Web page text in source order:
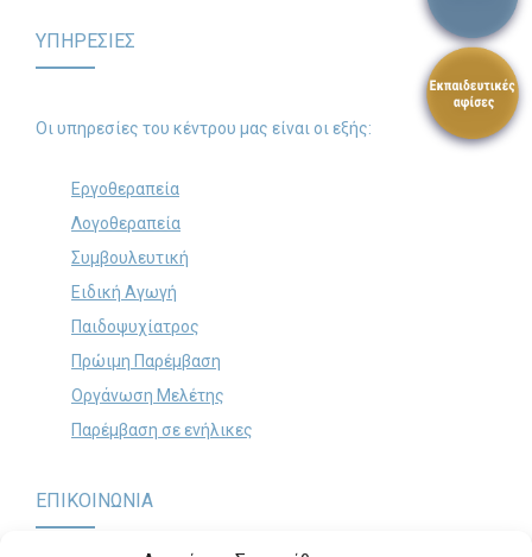
SEARCH BUTTON
ΥΠΗΡΕΣΙΕΣ
Οι υπηρεσίες του κέντρου μας είναι οι εξής:
Εργοθεραπεία
Λογοθεραπεία
Συμβουλευτική
Ειδική Αγωγή
Παιδοψυχίατρος
Πρώιμη Παρέμβαση
Οργάνωση Μελέτης
Παρέμβαση σε ενήλικες
ΕΠΙΚΟΙΝΩΝΙΑ